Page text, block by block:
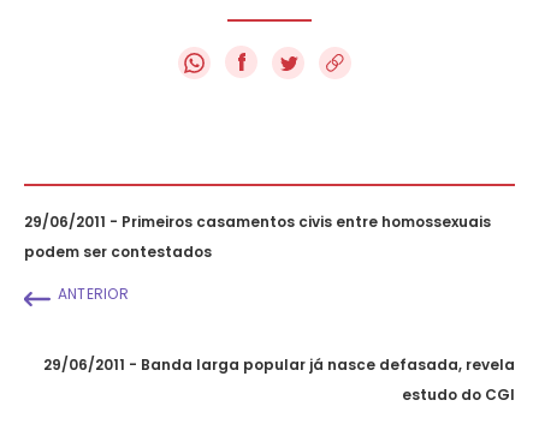
f
29/06/2011 - Primeiros casamentos civis entre homossexuais
podem ser contestados
ANTERIOR
29/06/2011 - Banda larga popular já nasce defasada, revela
estudo do CGI